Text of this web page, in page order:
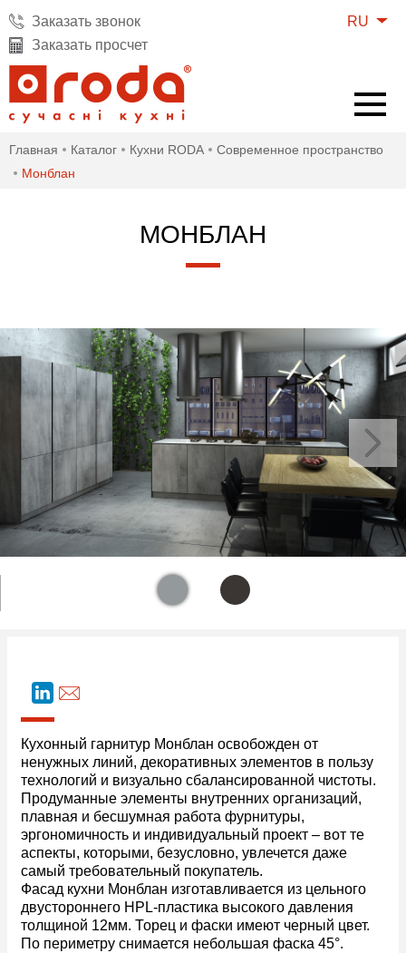
RU
Заказать звонок
Заказать просчет
Главная Каталог Кухни RODA
Современное пространство
Монблан
МОНБЛАН
Кухонный гарнитур Монблан освобожден от
ненужных линий, декоративных элементов в пользу
технологий и визуально сбалансированной чистоты.
Продуманные элементы внутренних организаций,
плавная и бесшумная работа фурнитуры,
эргономичность и индивидуальный проект – вот те
аспекты, которыми, безусловно, увлечется даже
самый требовательный покупатель.
Фасад кухни Монблан изготавливается из цельного
двустороннего HPL-пластика высокого давления
толщиной 12мм. Торец и фаски имеют черный цвет.
По периметру снимается небольшая фаска 45°.